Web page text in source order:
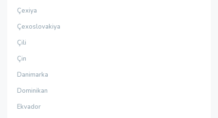
Çexiya
Çexoslovakiya
Çili
Çin
Danimarka
Dominikan
Ekvador